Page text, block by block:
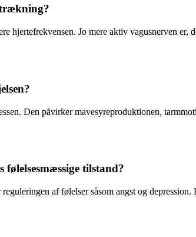
hjertefrekvensen. Jo mere aktiv vagusnerven
Den påvirker mavesyreproduktionen,
tilstand?
af ​​følelser såsom angst og